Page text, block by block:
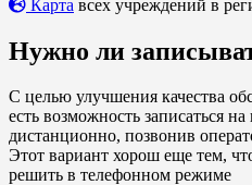
Карта всех учреждений в
Нужно ли
С целью улучшения качества
есть возможность записаться
дистанционно, позвонив
Этот вариант хорош еще тем,
решить в телефонном режиме